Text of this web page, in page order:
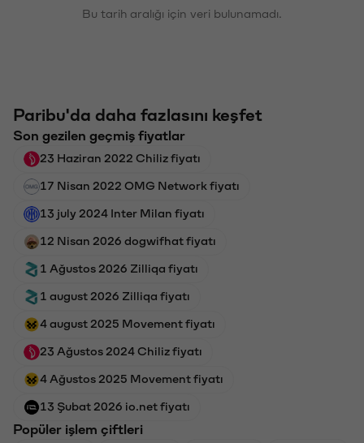
Bu tarih aralığı için veri bulunamadı.
Paribu'da daha fazlasını keşfet
Son gezilen geçmiş fiyatlar
23 Haziran 2022 Chiliz fiyatı
17 Nisan 2022 OMG Network fiyatı
13 july 2024 Inter Milan fiyatı
12 Nisan 2026 dogwifhat fiyatı
1 Ağustos 2026 Zilliqa fiyatı
1 august 2026 Zilliqa fiyatı
4 august 2025 Movement fiyatı
23 Ağustos 2024 Chiliz fiyatı
4 Ağustos 2025 Movement fiyatı
13 Şubat 2026 io.net fiyatı
Popüler işlem çiftleri